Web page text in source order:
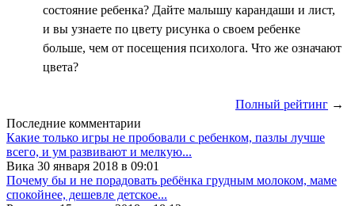
состояние ребенка? Дайте малышу карандаши и лист,
и вы узнаете по цвету рисунка о своем ребенке
больше, чем от посещения психолога. Что же означают
цвета?
Полный рейтинг →
Последние комментарии
Какие только игры не пробовали с ребенком, пазлы лучше
всего, и ум развивают и мелкую...
Вика 30 января 2018 в 09:01
Почему бы и не порадовать ребёнка грудным молоком, маме
спокойнее, дешевле детское...